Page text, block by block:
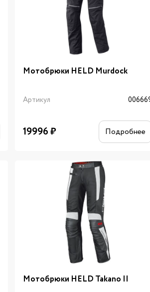
Мотобрюки HELD Murdock
Артикул
19996₽ Подробнее
Мотобрюки HELD Takano II